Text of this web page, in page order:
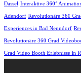
Dassel Interaktive 360°
Adendorf Revolutionäre 360
Experiences in Bad Nenndorf
Revolutionäre 360 Grad
Grad Video Booth Erlebnisse in